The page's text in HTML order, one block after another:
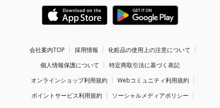
会社案内TOP 採用情報
化粧品の使用上の注意について
個人情報保護について
特定商取引法に基づく表記
オンラインショップ利用規約
Webコミュニティ利用規約
ポイントサービス利用規約
ソーシャルメディアポリシー